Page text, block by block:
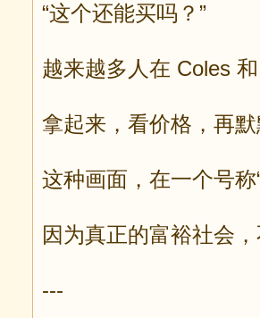
“这个还能买吗？”
越来越多人在 Coles
拿起来，看价格，再
这种画面，在一个号
因为真正的富裕社会
---